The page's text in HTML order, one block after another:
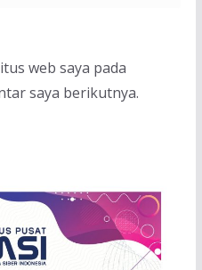
web saya pada
saya berikutnya.